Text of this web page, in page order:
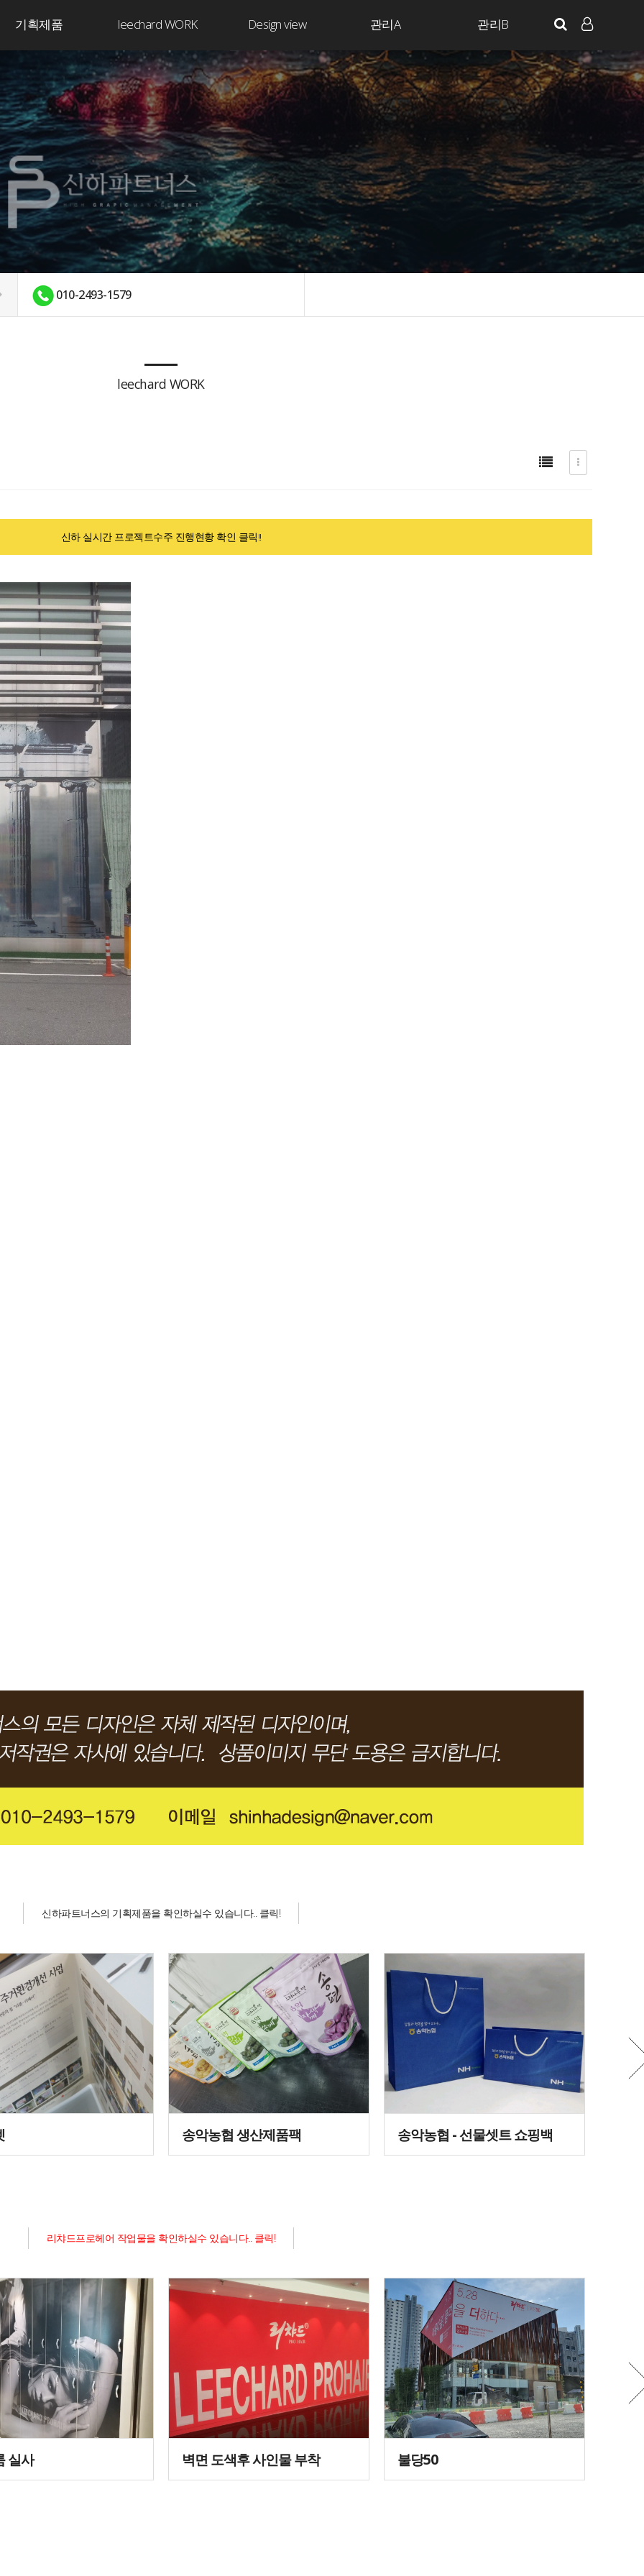
LOG IN
SIGN UP
기획제품 leechard WORK Design view 관리A 관리B
010-2493-1579
leechard WORK
신하 실시간 프로젝트수주 진행현황 확인 클릭!!
신하파트너스의 기획제품을 확인하실수 있습니다.. 클릭!
송악농협 생산제품팩 송악농협 - 선물셋트 쇼핑백
리챠드프로헤어 작업물을 확인하실수 있습니다.. 클릭!
실사 벽면 도색후 사인물 부착 불당50